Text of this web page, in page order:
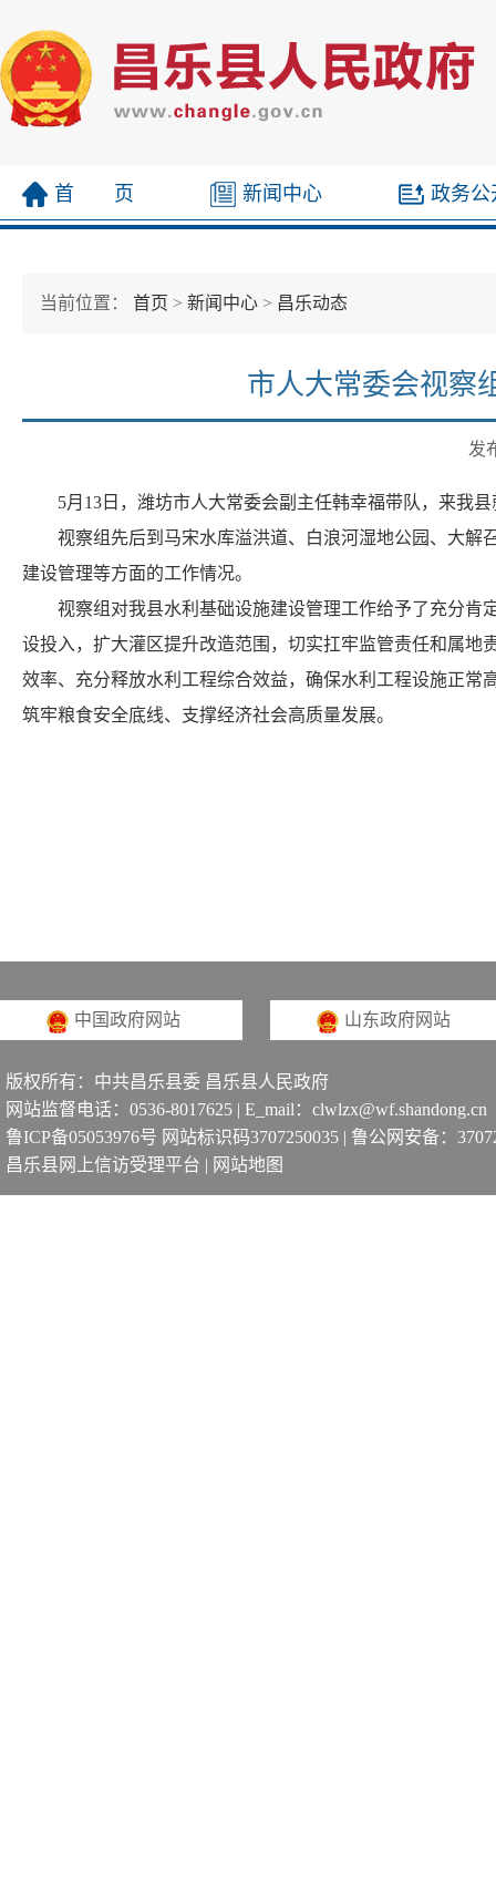
首 页 新闻中心 政务公
当前位置： 首页 > 新闻中心 > 昌乐动态
市人大常委会视察
发
5月13日，潍坊市人大常委会副主任韩幸福带队，来我县
视察组先后到马宋水库溢洪道、白浪河湿地公园、大解
建设管理等方面的工作情况。
视察组对我县水利基础设施建设管理工作给予了充分肯
设投入，扩大灌区提升改造范围，切实扛牢监管责任和属
效率、充分释放水利工程综合效益，确保水利工程设施正
筑牢粮食安全底线、支撑经济社会高质量发展。
中国政府网站 山东政府网站
版权所有：中共昌乐县委 昌乐县人民政府
网站监督电话：0536-8017625 | E_mail：clwlzx@wf.shandong.cn
鲁ICP备05053976号 网站标识码3707250035 | 鲁公网安备：
昌乐县网上信访受理平台 | 网站地图